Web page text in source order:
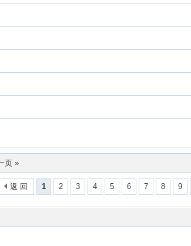
页 »
1 2 3 4 5 6 7 8 9
返 回